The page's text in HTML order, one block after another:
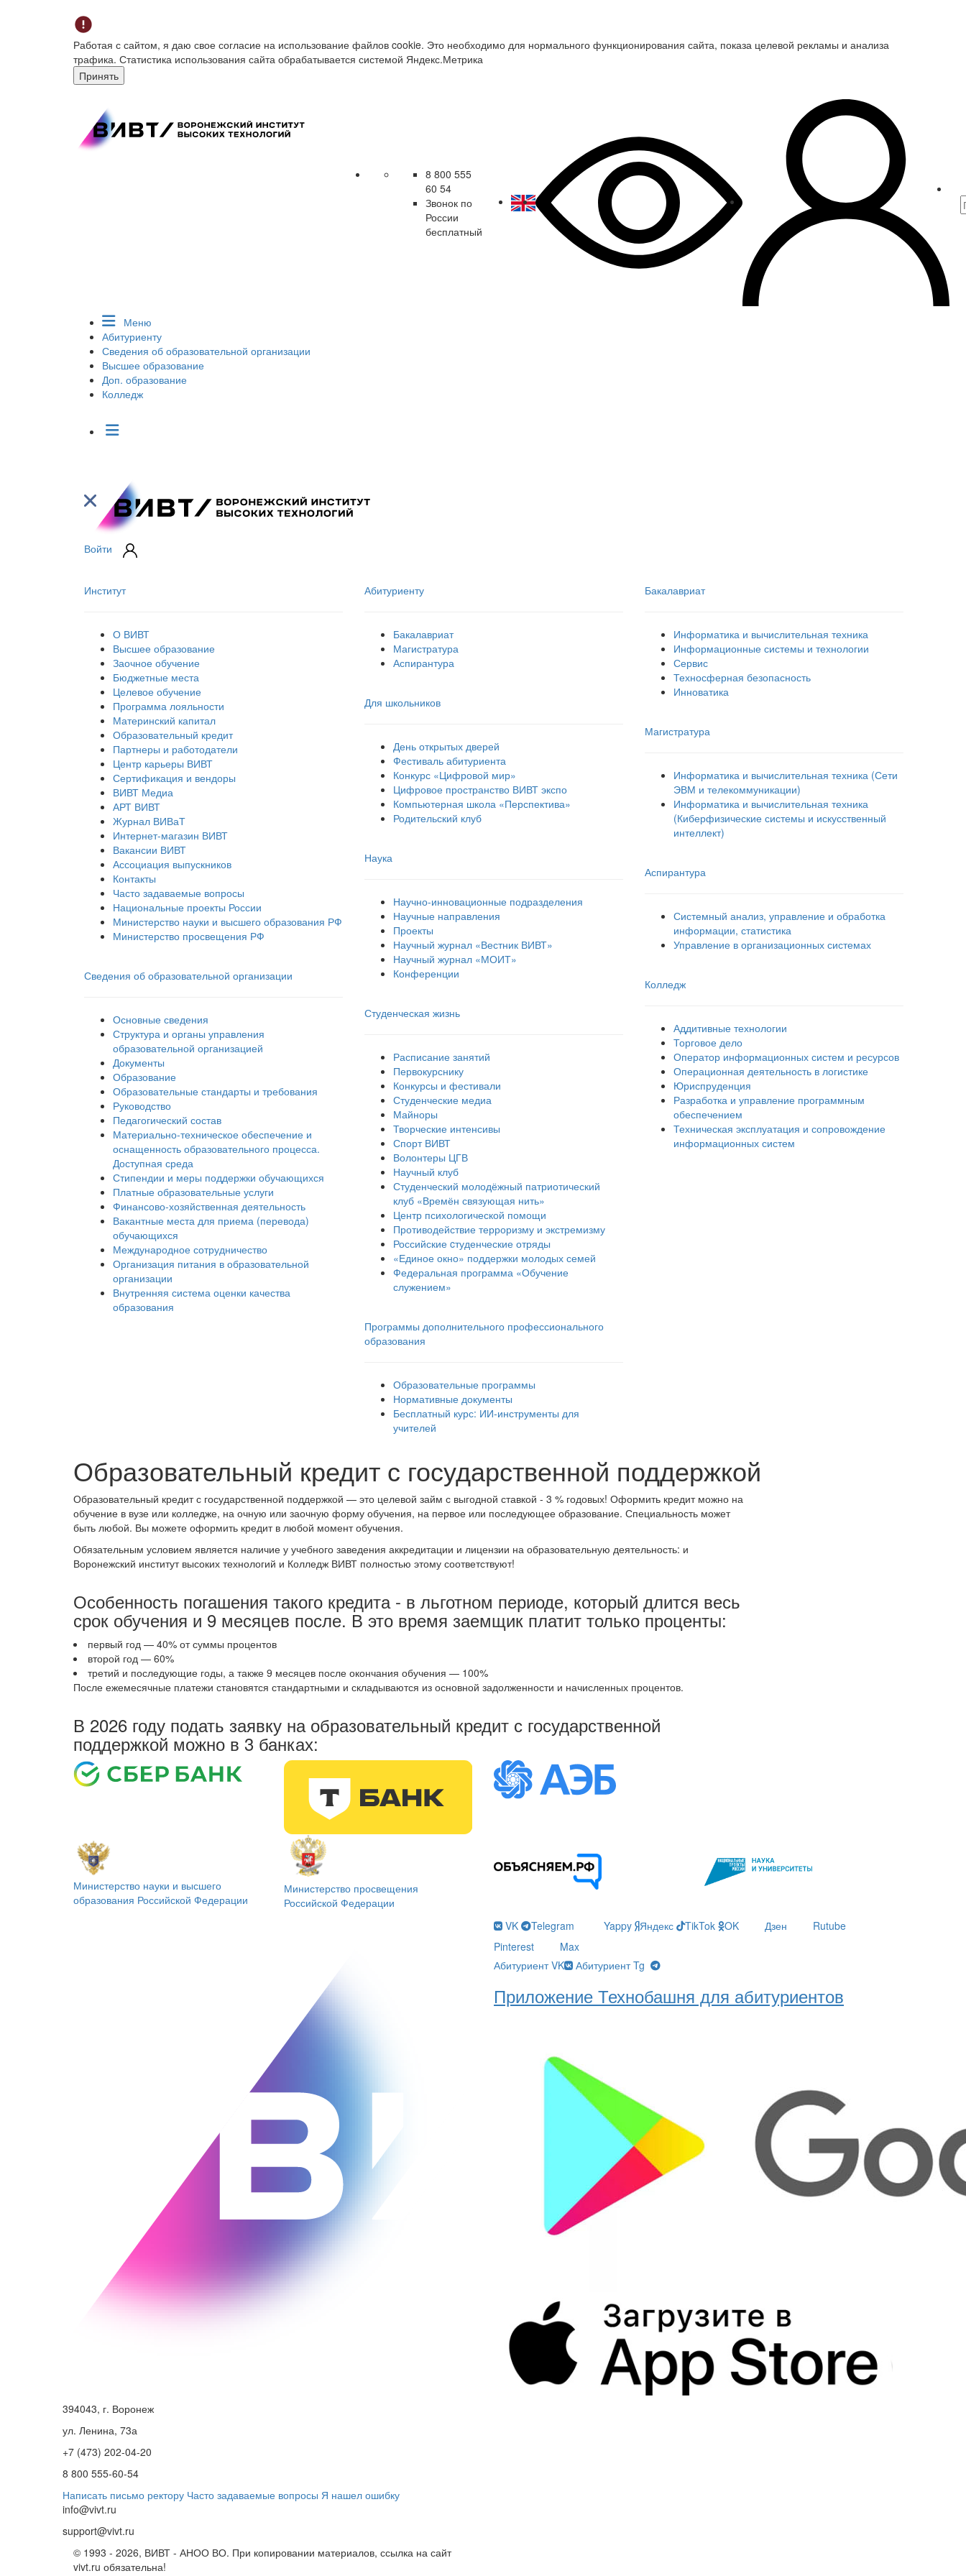
Работая с сайтом, я даю свое согласие на использование файлов cookie. Это необходимо для нормального функционирования сайта, показа целевой рекламы и анализа
трафика. Статистика использования сайта обрабатывается системой Яндекс.Метрика
Принять
8 800 555
60 54
Звонок по
России
бесплатный
Меню
Абитуриенту
Сведения об образовательной организации
Высшее образование
Доп. образование
Колледж
Войти
Институт
О ВИВТ
Высшее образование
Заочное обучение
Бюджетные места
Целевое обучение
Программа лояльности
Материнский капитал
Образовательный кредит
Партнеры и работодатели
Центр карьеры ВИВТ
Сертификация и вендоры
ВИВТ Медиа
АРТ ВИВТ
Журнал ВИВаТ
Интернет-магазин ВИВТ
Вакансии ВИВТ
Ассоциация выпускников
Контакты
Часто задаваемые вопросы
Национальные проекты России
Министерство науки и высшего образования РФ
Министерство просвещения РФ
Сведения об образовательной организации
Основные сведения
Структура и органы управления
образовательной организацией
Документы
Образование
Образовательные стандарты и требования
Руководство
Педагогический состав
Материально-техническое обеспечение и
оснащенность образовательного процесса.
Доступная среда
Стипендии и меры поддержки обучающихся
Платные образовательные услуги
Финансово-хозяйственная деятельность
Вакантные места для приема (перевода)
обучающихся
Международное сотрудничество
Организация питания в образовательной
организации
Внутренняя система оценки качества
образования
Абитуриенту
Бакалавриат
Магистратура
Аспирантура
Для школьников
День открытых дверей
Фестиваль абитуриента
Конкурс «Цифровой мир»
Цифровое пространство ВИВТ экспо
Компьютерная школа «Перспектива»
Родительский клуб
Наука
Научно-инновационные подразделения
Научные направления
Проекты
Научный журнал «Вестник ВИВТ»
Научный журнал «МОИТ»
Конференции
Студенческая жизнь
Расписание занятий
Первокурснику
Конкурсы и фестивали
Студенческие медиа
Майноры
Творческие интенсивы
Спорт ВИВТ
Волонтеры ЦГВ
Научный клуб
Студенческий молодёжный патриотический
клуб «Времён связующая нить»
Центр психологической помощи
Противодействие терроризму и экстремизму
Российские cтуденческие отряды
«Единое окно» поддержки молодых семей
Федеральная программа «Обучение
служением»
Программы дополнительного профессионального
образования
Образовательные программы
Нормативные документы
Бесплатный курс: ИИ‑инструменты для
учителей
Бакалавриат
Информатика и вычислительная техника
Информационные системы и технологии
Сервис
Техносферная безопасность
Инноватика
Магистратура
Информатика и вычислительная техника (Сети
ЭВМ и телекоммуникации)
Информатика и вычислительная техника
(Киберфизические системы и искусственный
интеллект)
Аспирантура
Системный анализ, управление и обработка
информации, статистика
Управление в организационных системах
Колледж
Аддитивные технологии
Торговое дело
Оператор информационных систем и ресурсов
Операционная деятельность в логистике
Юриспруденция
Разработка и управление программным
обеспечением
Техническая эксплуатация и сопровождение
информационных систем
Образовательный кредит с государственной поддержкой
Образовательный кредит с государственной поддержкой — это целевой займ с выгодной ставкой - 3 % годовых! Оформить кредит можно на
обучение в вузе или колледже, на очную или заочную форму обучения, на первое или последующее образование. Специальность может
быть любой. Вы можете оформить кредит в любой момент обучения.
Обязательным условием является наличие у учебного заведения аккредитации и лицензии на образовательную деятельность: и
Воронежский институт высоких технологий и Колледж ВИВТ полностью этому соответствуют!
Особенность погашения такого кредита - в льготном периоде, который длится весь
срок обучения и 9 месяцев после. В это время заемщик платит только проценты:
первый год — 40% от суммы процентов
второй год — 60%
третий и последующие годы, а также 9 месяцев после окончания обучения — 100%
После ежемесячные платежи становятся стандартными и складываются из основной задолженности и начисленных процентов.
В 2026 году подать заявку на образовательный кредит с государственной
поддержкой можно в 3 банках:
Министерство науки и высшего
образования Российской Федерации
Министерство просвещения
Российской Федерации
394043, г. Воронеж
ул. Ленина, 73а
+7 (473) 202-04-20
8 800 555-60-54
Написать письмо ректору Часто задаваемые вопросы Я нашел ошибку
info@vivt.ru
support@vivt.ru
VK Telegram Yappy Яндекс TikTok OK Дзен
Rutube
Pinterest
Max
Абитуриент VK
Абитуриент Tg
Приложение Технобашня для абитуриентов
© 1993 - 2026, ВИВТ - АНОО ВО. При копировании материалов, ссылка на сайт
vivt.ru обязательна!